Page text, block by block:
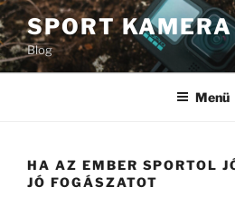
Tartalomhoz
SPORT KAMERA
Blog
Menü
HA AZ EMBER SPORTOL
JÓ FOGÁSZATOT